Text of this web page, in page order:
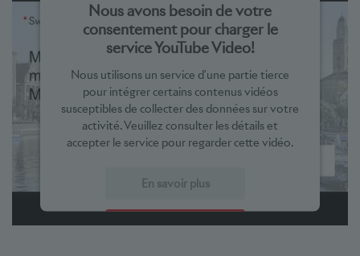
Nous avons besoin de votre
consentement pour charger le
service YouTube Video!
Nous utilisons un service d'une partie tierce
pour intégrer certains contenus vidéos
susceptibles de collecter des données sur votre
activité. Veuillez consulter les détails et
accepter le service pour regarder cette vidéo.
En savoir plus
Accepter